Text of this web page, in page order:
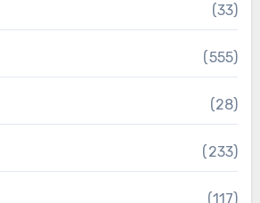
(33)
(555)
(28)
(233)
(117)